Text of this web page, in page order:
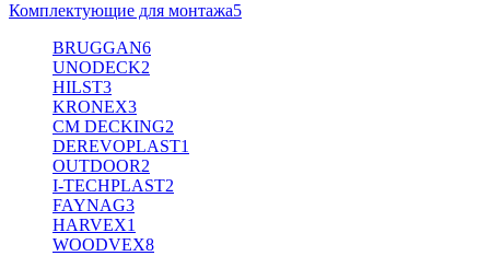
Комплектующие для монтажа5
BRUGGAN6
UNODECK2
HILST3
KRONEX3
CM DECKING2
DEREVOPLAST1
OUTDOOR2
I-TECHPLAST2
FAYNAG3
HARVEX1
WOODVEX8